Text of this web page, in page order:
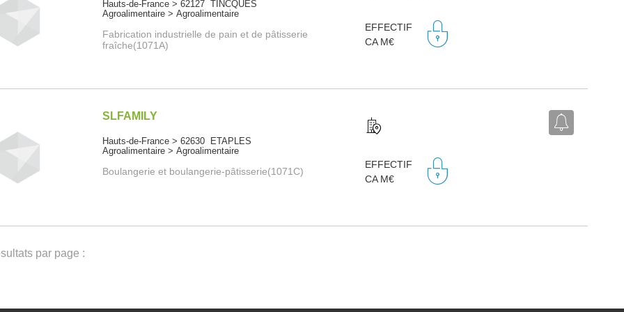
Hauts-de-France > 62127 TINCQUES
Agroalimentaire > Agroalimentaire
Fabrication industrielle de pain et de pâtisserie
fraîche(1071A)
EFFECTIF
CA M€
SLFAMILY
Hauts-de-France > 62630 ETAPLES
Agroalimentaire > Agroalimentaire
Boulangerie et boulangerie-pâtisserie(1071C)
EFFECTIF
CA M€
par page :